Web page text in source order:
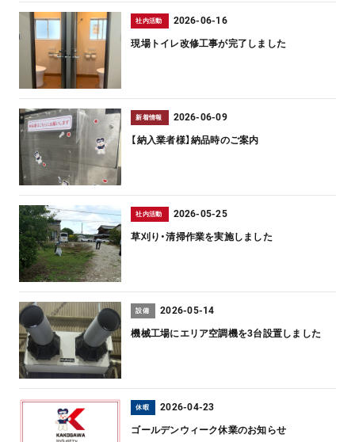
社内活動 2026-06-16
現場トイレ改修工事が完了しました
新着情報 2026-06-09
【納入業者様】納品時のご案内
社内活動 2026-05-25
草刈り・清掃作業を実施しました
設備 2026-05-14
機械工場にエリア空調機を3台設置しました
休暇 2026-04-23
ゴールデンウィーク休業のお知らせ